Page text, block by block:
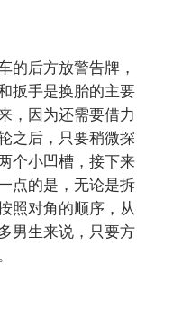
后方放警告牌，
扳手是换胎的主要
，因为还需要借力
之后，只要稍微探
个小凹槽，接下来
点的是，无论是拆
照对角的顺序，从
男生来说，只要方